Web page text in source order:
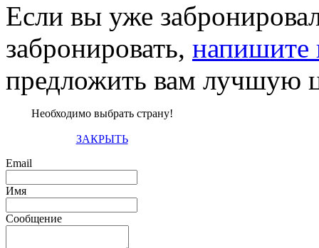
Если вы уже
забронировать, напишите
предложить вам лучшую
Необходимо выбрать страну!
ЗАКРЫТЬ
Email
Имя
Сообщение